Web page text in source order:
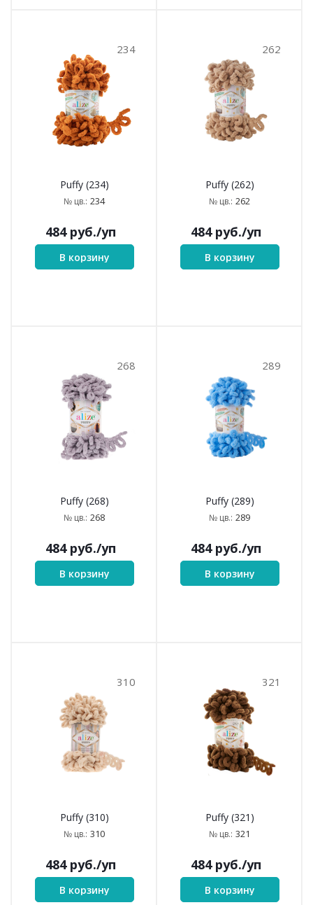
234
Puffy (234)
№ цв.: 234
484руб./уп
В корзину
262
Puffy (262)
№ цв.: 262
484руб./уп
В корзину
268
Puffy (268)
№ цв.: 268
484руб./уп
В корзину
289
Puffy (289)
№ цв.: 289
484руб./уп
В корзину
310
Puffy (310)
№ цв.: 310
484руб./уп
В корзину
321
Puffy (321)
№ цв.: 321
484руб./уп
В корзину